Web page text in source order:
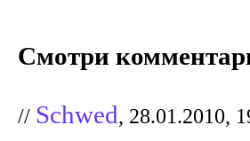
Смотри
// Schwed, 28.01.2010,